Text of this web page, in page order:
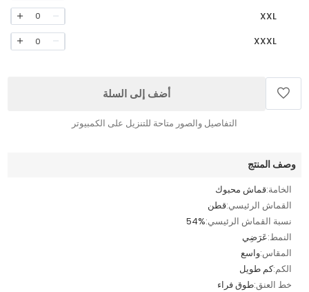
XXL
0
XXXL
0
أضف إلى السلة
التفاصيل والصور متاحة للتنزيل على الكمبيوتر
وصف المنتج
الخامة:قماش محبوك
القماش الرئيسي:قطن
نسبة القماش الرئيسي:54%
النمط:عَرَضِي
المقاس:واسع
الكم:كم طويل
خط العنق:طوق فراء